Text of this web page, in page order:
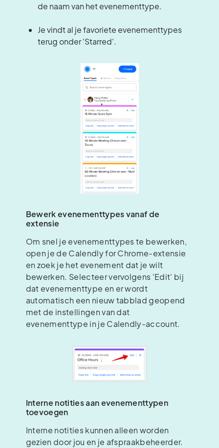
de naam van het evenementtype.
Je vindt al je favoriete evenementtypes
terug onder 'Starred'.
Bewerk evenementtypes vanaf de
extensie
Om snel je evenementtypes te bewerken,
open je de Calendly for Chrome-extensie
en zoek je het evenement dat je wilt
bewerken. Selecteer vervolgens 'Edit' bij
dat evenementtype en er wordt
automatisch een nieuw tabblad geopend
met de instellingen van dat
evenementtype in je Calendly-account.
Interne notities aan evenementtypen
toevoegen
Interne notities kunnen alleen worden
gezien door jou en je afspraakbeheerder.